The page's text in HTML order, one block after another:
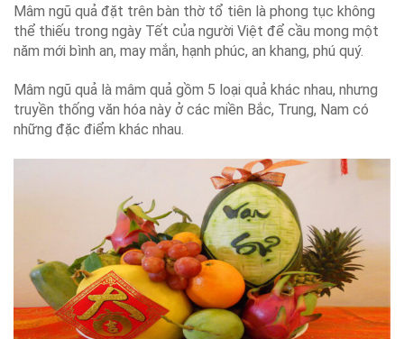
Mâm ngũ quả đặt trên bàn thờ tổ tiên là phong tục không
thể thiếu trong ngày Tết của người Việt để cầu mong một
năm mới bình an, may mắn, hạnh phúc, an khang, phú quý.
Mâm ngũ quả là mâm quả gồm 5 loại quả khác nhau, nhưng
truyền thống văn hóa này ở các miền Bắc, Trung, Nam có
những đặc điểm khác nhau.